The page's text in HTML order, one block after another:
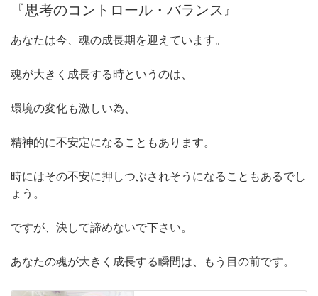
『思考のコントロール・バランス』
あなたは今、魂の成長期を迎えています。
魂が大きく成長する時というのは、
環境の変化も激しい為、
精神的に不安定になることもあります。
時にはその不安に押しつぶされそうになることもあるでし
ょう。
ですが、決して諦めないで下さい。
あなたの魂が大きく成長する瞬間は、もう目の前です。